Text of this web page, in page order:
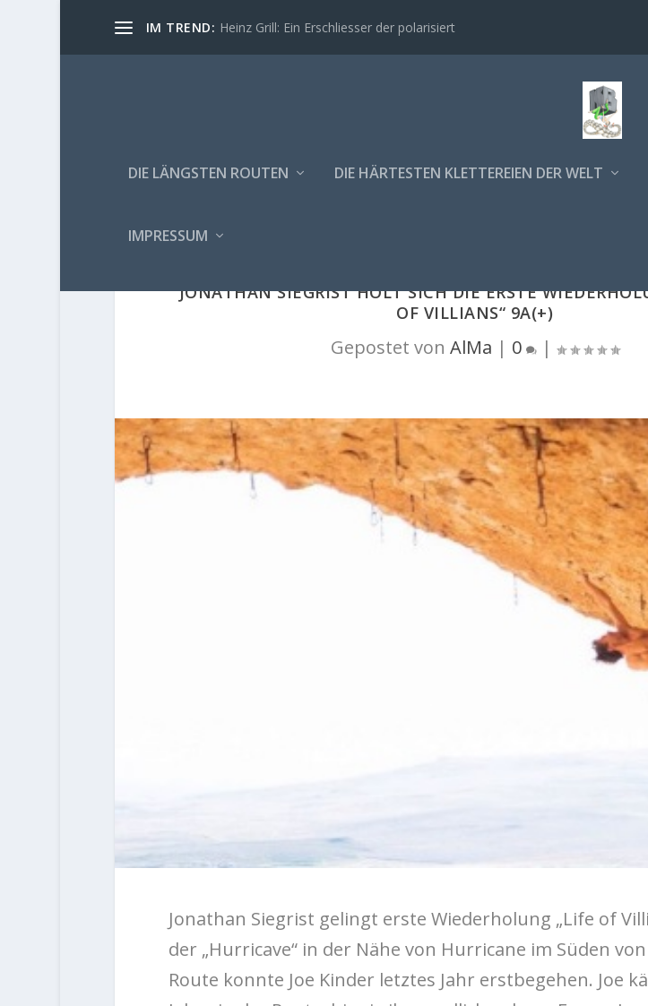
IM TREND: Heinz Grill: Ein Erschliesser der polarisiert
DIE LÄNGSTEN ROUTEN DIE HÄRTESTEN KLETTEREIEN DER WELT
IMPRESSUM
JONATHAN SIEGRIST HOLT SICH DIE ERSTE
OF VILLIANS“ 9A(+)
Gepostet von AlMa | 0 |
Jonathan Siegrist gelingt erste Wiederholung „Life of
der „Hurricave“ in der Nähe von Hurricane im Süden
Route konnte Joe Kinder letztes Jahr erstbegehen. Joe